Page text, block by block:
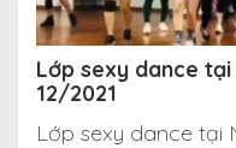
Lớp sexy dance
12/2021
Lớp sexy dance tại